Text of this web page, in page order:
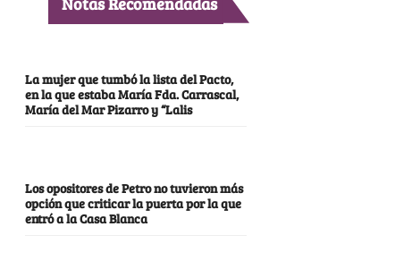
La mujer que tumbó la lista del Pacto,
en la que estaba María Fda. Carrascal,
María del Mar Pizarro y “Lalis
Los opositores de Petro no tuvieron más
opción que criticar la puerta por la que
entró a la Casa Blanca